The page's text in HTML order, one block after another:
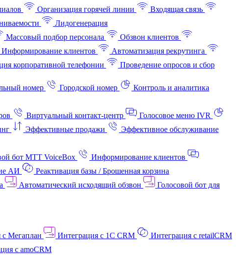
Организация горячей линии
Входящая связь
Лидогенерация
Массовый подбор персонала
Обзвон клиентов
Информирование клиентов
Автоматизация рекрутинга
корпоративной телефонии
Проведение опросов и сбор
номер Городской номер
Контроль и аналитика
Виртуальный контакт‑центр
Голосовое меню IVR
Эффективные продажи
Эффективное обслуживание
бот МТТ VoiceBox
Информирование клиентов
АИ
Реактивация базы / Брошенная корзина
Автоматический исходящий обзвон
Голосовой бот для
с Мегаплан Интеграция с 1C CRM
Интеграция с retailCRM
с amoCRM